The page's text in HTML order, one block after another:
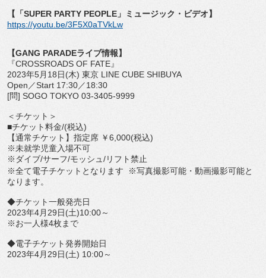
【「SUPER PARTY PEOPLE 」ミュージック・ビデオ】
https://youtu.be/3F5X0aTVkLw
【GANG PARADEライブ情報】
『CROSSROADS OF FATE』
2023年5月 18日(木) 東京 LINE CUBE SHIBUYA
Open ／Start 17:30／18:30
[問] SOGO TOKYO 03-3405-9999
＜チケット＞
■チケット料金/(税込)
【通常チケット】指定席 ￥6,000(税込)
※未就学児童入場不可
※ダイブ/サーフ/モッシュ /リフト禁止
※全て電子チケットとなります ※写真撮影可能・動画撮影可能と
なります。
◆チケット一般発売日
2023年4月 29日(土)10:00～
※お一人様4枚まで
◆電子チケット発券開始日
2023年4月 29日(土) 10:00～